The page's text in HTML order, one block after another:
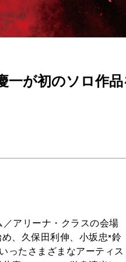
一が初のソロ作
アリーナ・クラスの会場
、久保田利伸、小坂忠×鈴
ったさまざまなアーティス